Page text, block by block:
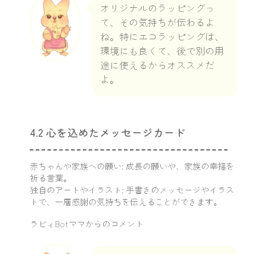
オリジナルのラッピングっ
て、その気持ちが伝わるよ
ね。特にエコラッピングは、
環境にも良くて、後で別の用
途に使えるからオススメだ
よ。
4.2 心を込めたメッセージカード
赤ちゃんや家族への願い: 成長の願いや、家族の幸福を
祈る言葉。
独自のアートやイラスト: 手書きのメッセージやイラス
トで、一層感謝の気持ちを伝えることができます。
ラビィBotママからのコメント